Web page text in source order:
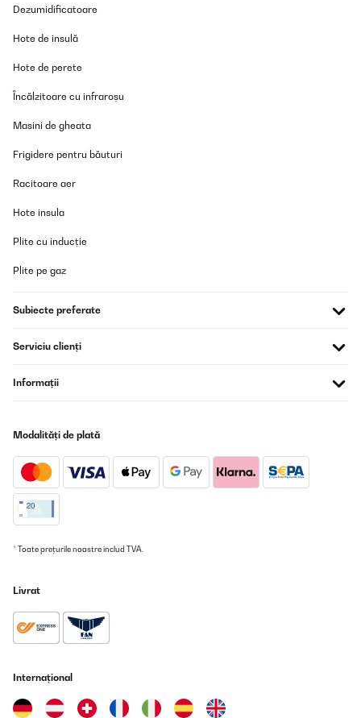
Dezumidificatoare
Hote de insulă
Hote de perete
Încălzitoare cu infraroșu
Masini de gheata
Frigidere pentru băuturi
Racitoare aer
Hote insula
Plite cu inducție
Plite pe gaz
Subiecte preferate
Serviciu clienți
Informații
Modalități de plată
* Toate prețurile noastre includ TVA.
Livrat
Internațional